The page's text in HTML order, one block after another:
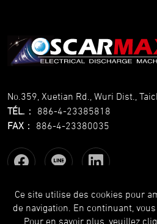
No.359, Xuetian Rd., Wuri Dist.,
TÉL. ： 886-4-23385818
FAX ： 886-4-23380035
Copyright © OSCARMAX All Rights
Ce site utilise des cookies pour
de navigation. En continuant,
Pour en savoir plus, veuillez